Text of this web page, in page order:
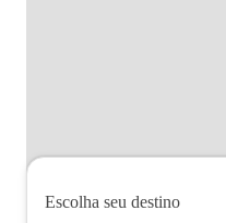
Escolha seu destino